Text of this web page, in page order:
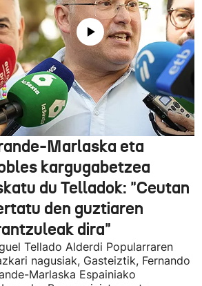
Marlaska eta
kargugabetzea
du Telladok: "Ceutan
den guztiaren
dira"
Tellado Alderdi Popularraren
nagusiak, Gasteiztik, Fernando
Marlaska Espainiako